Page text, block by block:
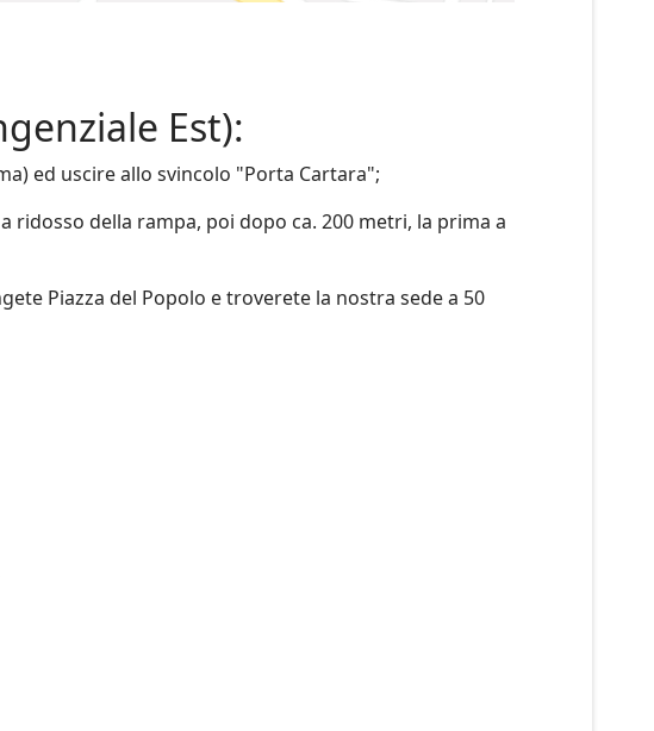
Est):
ed uscire allo svincolo "Porta Cartara";
ridosso della rampa, poi dopo ca. 200 metri, la prima a
Piazza del Popolo e troverete la nostra sede a 50